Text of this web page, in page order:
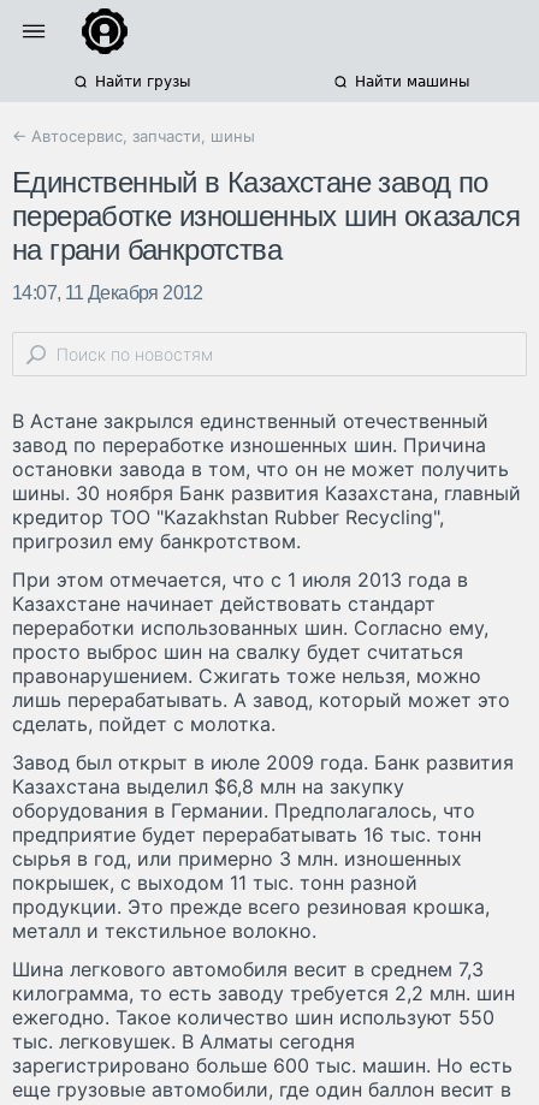
Найти грузы Найти машины
← Автосервис, запчасти, шины
Единственный в Казахстане завод по
переработке изношенных шин оказался
на грани банкротства
14:07, 11 Декабря 2012
В Астане закрылся единственный отечественный
завод по переработке изношенных шин. Причина
остановки завода в том, что он не может получить
шины. 30 ноября Банк развития Казахстана, главный
кредитор ТОО "Kazakhstan Rubber Recycling",
пригрозил ему банкротством.
При этом отмечается, что с 1 июля 2013 года в
Казахстане начинает действовать стандарт
переработки использованных шин. Согласно ему,
просто выброс шин на свалку будет считаться
правонарушением. Сжигать тоже нельзя, можно
лишь перерабатывать. А завод, который может это
сделать, пойдет с молотка.
Завод был открыт в июле 2009 года. Банк развития
Казахстана выделил $6,8 млн на закупку
оборудования в Германии. Предполагалось, что
предприятие будет перерабатывать 16 тыс. тонн
сырья в год, или примерно 3 млн. изношенных
покрышек, с выходом 11 тыс. тонн разной
продукции. Это прежде всего резиновая крошка,
металл и текстильное волокно.
Шина легкового автомобиля весит в среднем 7,3
килограмма, то есть заводу требуется 2,2 млн. шин
ежегодно. Такое количество шин используют 550
тыс. легковушек. В Алматы сегодня
зарегистрировано больше 600 тыс. машин. Но есть
еще грузовые автомобили, где один баллон весит в